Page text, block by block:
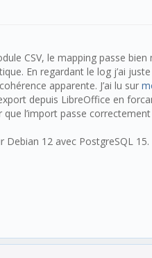
CSV, le mapping passe
En regardant le log j’ai
apparente. J’ai lu sur
depuis LibreOffice en
l’import passe correctement
Debian 12 avec PostgreSQL 15.